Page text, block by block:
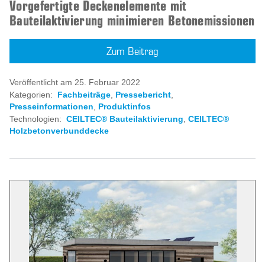
Vorgefertigte Deckenelemente mit
Bauteilaktivierung minimieren Betonemissionen
Zum Beitrag
Veröffentlicht am 25. Februar 2022
Kategorien:
Fachbeiträge, Pressebericht,
Presseinformationen
Produktinfos
Technologien: CEILTEC® Bauteilaktivierung CEILTEC®
Holzbetonverbunddecke